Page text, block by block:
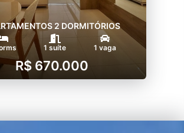
2 DORMITÓRIOS
1 suíte 1 vaga
R$ 670.000